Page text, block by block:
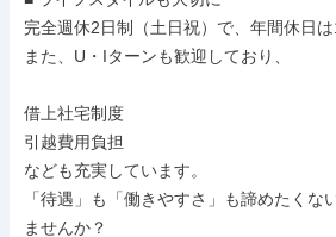
完全週休2日制（土日祝）で、年間休日は
また、U・Iターンも歓迎しており、
借上社宅制度
引越費用負担
なども充実しています。
「待遇」も「働きやすさ」も諦めたくな
ませんか？